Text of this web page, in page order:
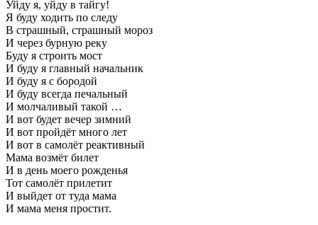
Уйду я, уйду в тайгу!
Я буду ходить по следу
В страшный, страшный мороз
И через бурную реку
Буду я строить мост
И буду я главный начальник
И буду я с бородой
И буду всегда печальный
И молчаливый такой …
И вот будет вечер зимний
И вот пройдёт много лет
И вот в самолёт реактивный
Мама возмёт билет
И в день моего рожденья
Тот самолёт прилетит
И выйдет от туда мама
И мама меня простит.